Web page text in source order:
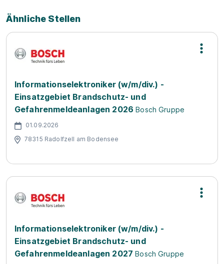
Ähnliche Stellen
Informationselektroniker (w/m/div.) -
Einsatzgebiet Brandschutz- und
Gefahrenmeldeanlagen 2026 Bosch Gruppe
01.09.2026
78315 Radolfzell am Bodensee
Informationselektroniker (w/m/div.) -
Einsatzgebiet Brandschutz- und
Gefahrenmeldeanlagen 2027 Bosch Gruppe